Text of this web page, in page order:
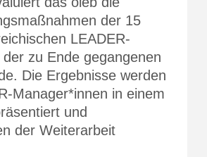
der 15
LEADER-
zu Ende gegangenen
Die Ergebnisse werden
Manager*innen in einem
und
der Weiterarbeit